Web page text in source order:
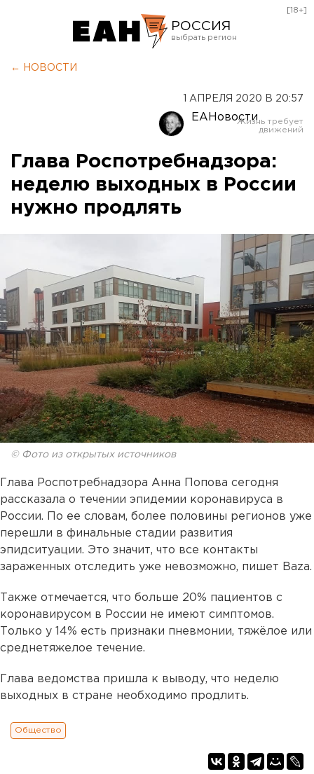
РОССИЯ
Оренбург
[18+]
← НОВОСТИ
1 АПРЕЛЯ 2020 В 20:57
ЕАНовости
Глава Роспотребнадзора:
неделю выходных в России
нужно продлять
© Фото из открытых источников
Глава Роспотребнадзора Анна Попова сегодня
рассказала о течении эпидемии коронавируса в
России. По ее словам, более половины регионов уже
перешли в финальные стадии развития
эпидситуации. Это значит, что все контакты
зараженных отследить уже невозможно, пишет Baza.
Также отмечается, что больше 20% пациентов с
коронавирусом в России не имеют симптомов.
Только у 14% есть признаки пневмонии, тяжёлое или
среднетяжелое течение.
Глава ведомства пришла к выводу, что неделю
выходных в стране необходимо продлить.
Общество